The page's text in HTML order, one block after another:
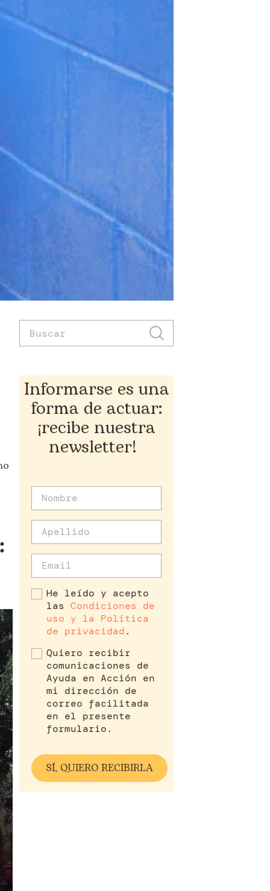
Informarse es una
forma de actuar:
¡recibe nuestra
newsletter!
He leído y acepto
las Condiciones de
uso y la Política
de privacidad.
Quiero recibir
comunicaciones de
Ayuda en Acción en
mi dirección de
correo facilitada
en el presente
formulario.